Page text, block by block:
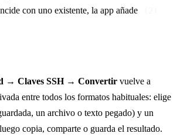
con uno existente, la app añade
→ Claves SSH → Convertir vuelve a
entre todos los formatos habituales: elige
un archivo o texto pegado) y un
copia, comparte o guarda el resultado.